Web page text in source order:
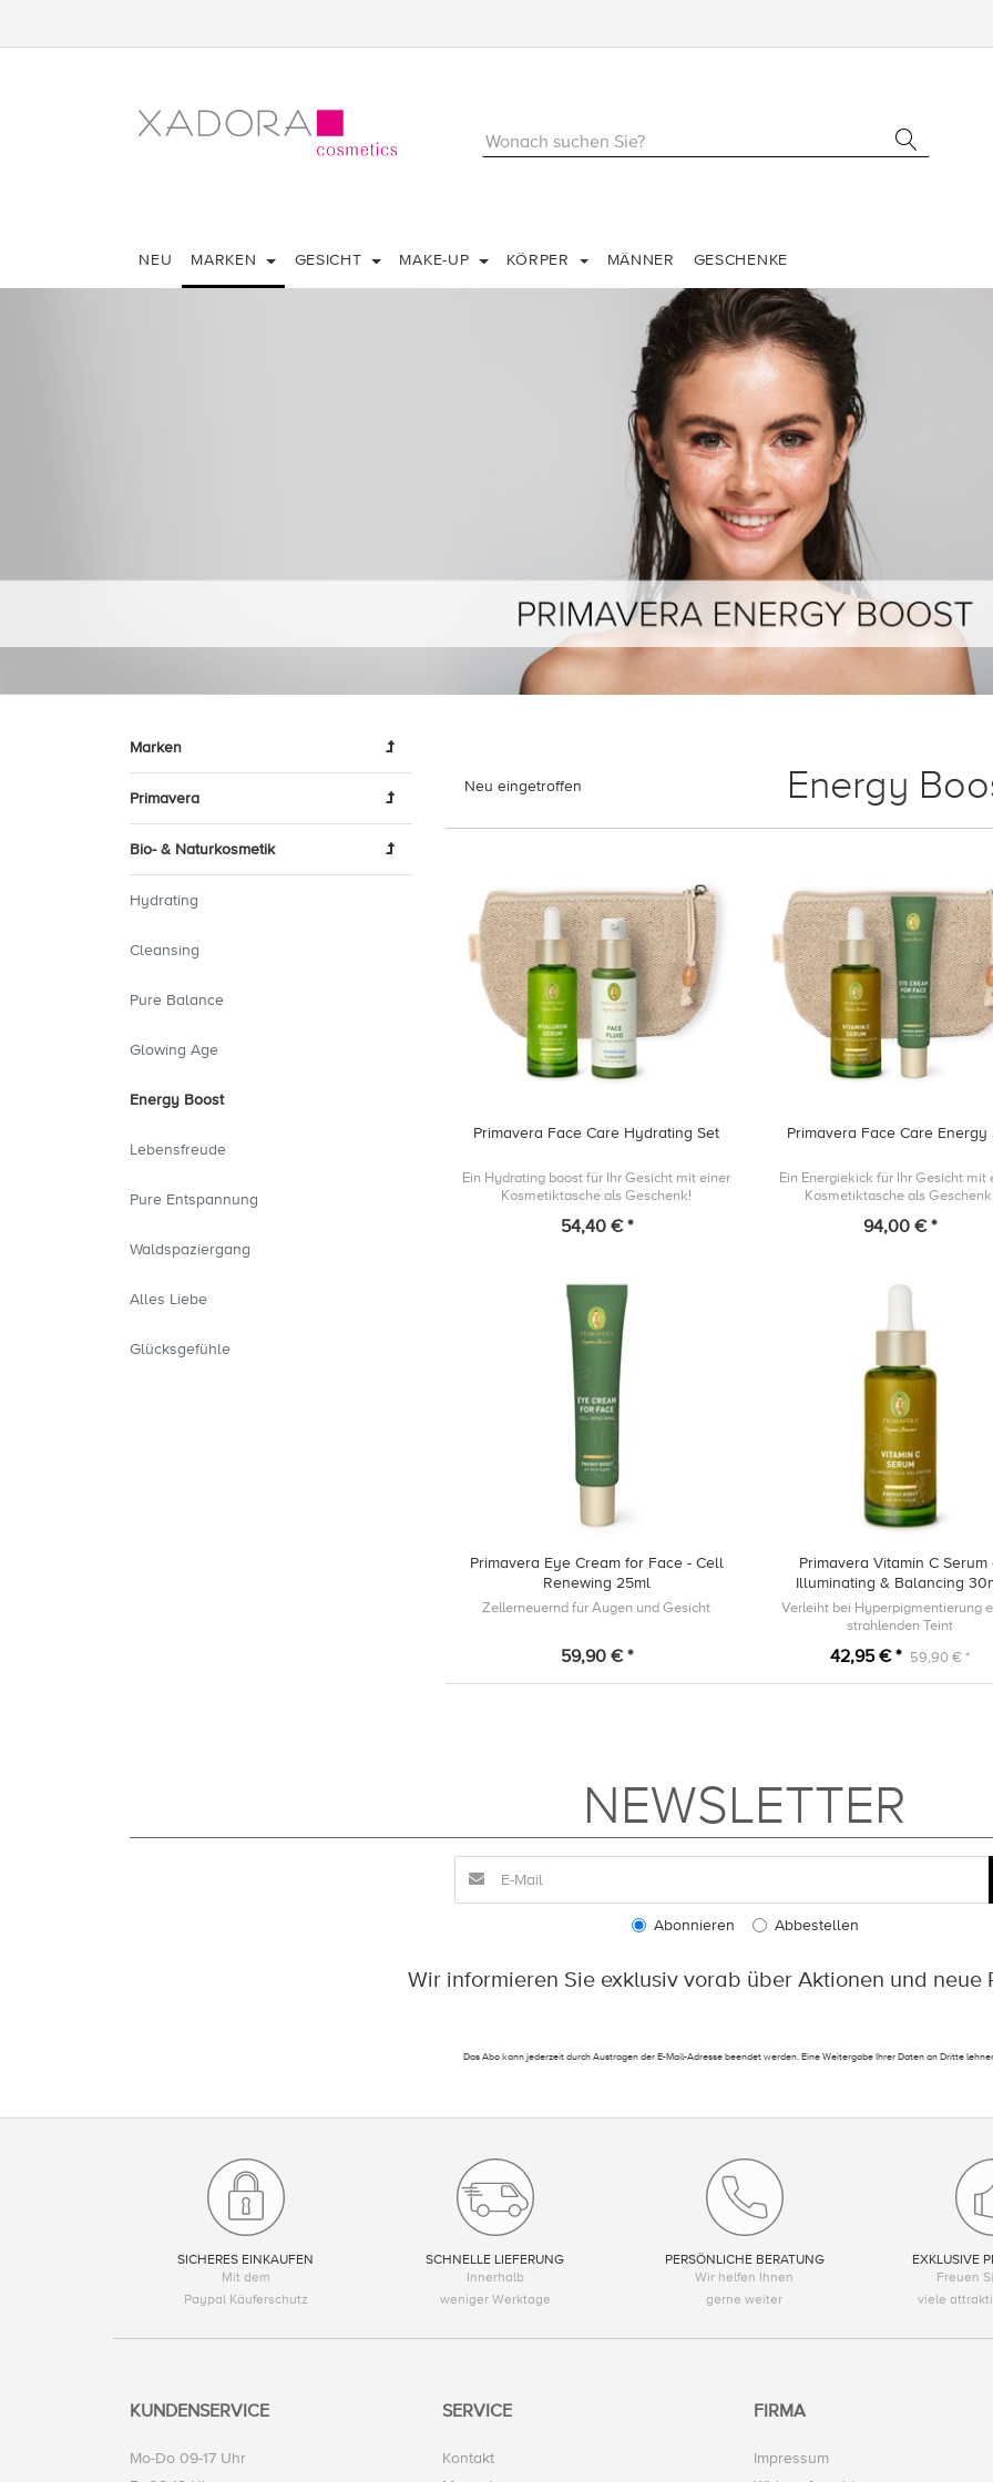
NEU MARKEN GESICHT MAKE-UP KÖRPER MÄNNER GESCHENKE
Marken
Primavera
Bio- & Naturkosmetik
Hydrating
Cleansing
Pure Balance
Glowing Age
Energy Boost
Lebensfreude
Pure Entspannung
Waldspaziergang
Alles Liebe
Glücksgefühle
Energy
Neu eingetroffen
Primavera Face Care Hydrating Set
Ein Hydrating boost für Ihr Gesicht mit einer
Kosmetiktasche als Geschenk!
54,40 € *
Primavera Face Care Energy
Ein Energiekick für Ihr Gesicht mit
Kosmetiktasche als
94,00 € *
Primavera Eye Cream for Face - Cell
Renewing 25ml
Zellerneuernd für Augen und Gesicht
59,90 € *
Primavera Vitamin C Serum
Illuminating & Balancing
Verleiht bei Hyperpigmentierung
strahlenden Teint
42,95 € * 59,90 € *
NEWSLETTER
Abonnieren Abbestellen
Wir informieren Sie exklusiv vorab über Aktionen und neue
Das Abo kann jederzeit durch Austragen der E-Mail-Adresse beendet werden. Eine Weitergabe Ihrer Daten an Dritte
SICHERES EINKAUFEN
Mit dem
Paypal Käuferschutz
SCHNELLE LIEFERUNG
Innerhalb
weniger Werktage
PERSÖNLICHE BERATUNG
Wir helfen Ihnen
gerne weiter
EXKLUSIVE
Freuen
viele
KUNDENSERVICE
Mo-Do 09-17 Uhr
SERVICE
Kontakt
FIRMA
Impressum